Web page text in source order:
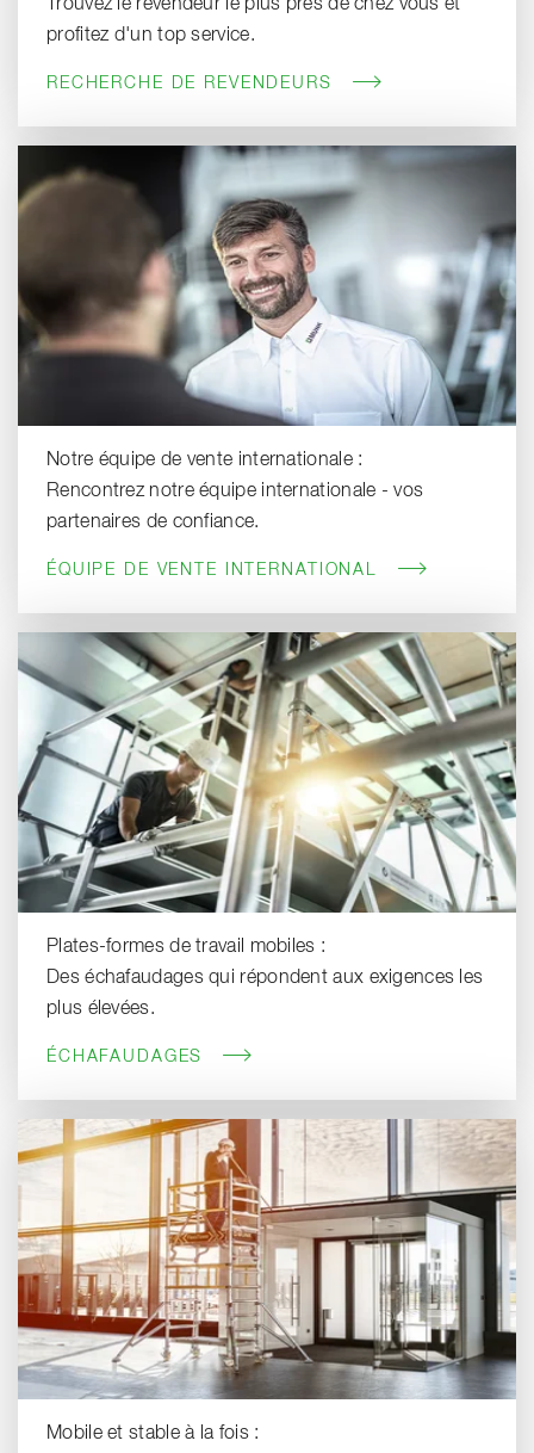
Trouvez le revendeur le plus près de chez vous et
profitez d'un top service.
RECHERCHE DE REVENDEURS
Notre équipe de vente internationale :
Rencontrez notre équipe internationale - vos
partenaires de confiance.
ÉQUIPE DE VENTE INTERNATIONAL
Plates-formes de travail mobiles :
Des échafaudages qui répondent aux exigences les
plus élevées.
ÉCHAFAUDAGES
Mobile et stable à la fois :